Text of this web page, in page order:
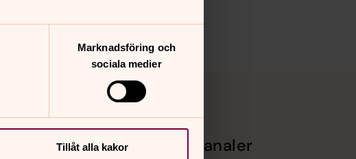
Marknadsföring och
sociala medier
Tillåt alla kakor Sociala kanaler